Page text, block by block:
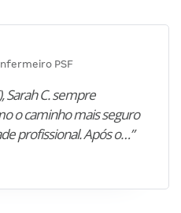
PSF
Sarah C. sempre
o caminho mais seguro
profissional. Após o…”